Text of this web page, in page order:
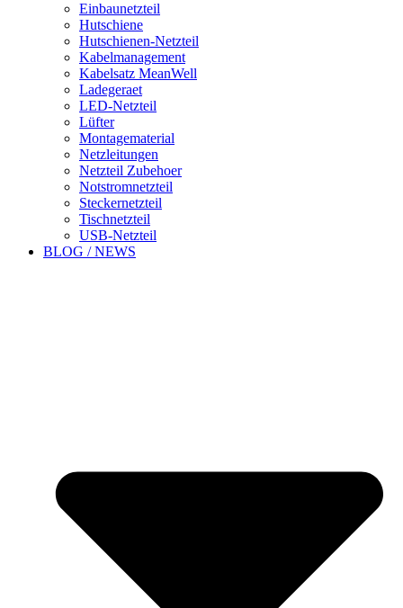
Einbaunetzteil
Hutschiene
Hutschienen-Netzteil
Kabelmanagement
Kabelsatz MeanWell
Ladegeraet
LED-Netzteil
Lüfter
Montagematerial
Netzleitungen
Netzteil Zubehoer
Notstromnetzteil
Steckernetzteil
Tischnetzteil
USB-Netzteil
BLOG / NEWS